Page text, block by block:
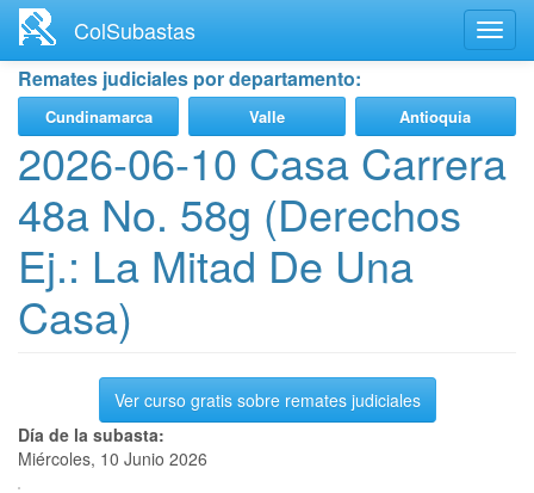
contenido
principal
ColSubastas
Remates judiciales por departamento:
Cundinamarca Valle Antioquia
2026-06-10 Casa Carrera
48a No. 58g (Derechos
Ej.: La Mitad De Una
Casa)
Ver curso gratis sobre remates judiciales
Día de la subasta:
Miércoles, 10 Junio 2026